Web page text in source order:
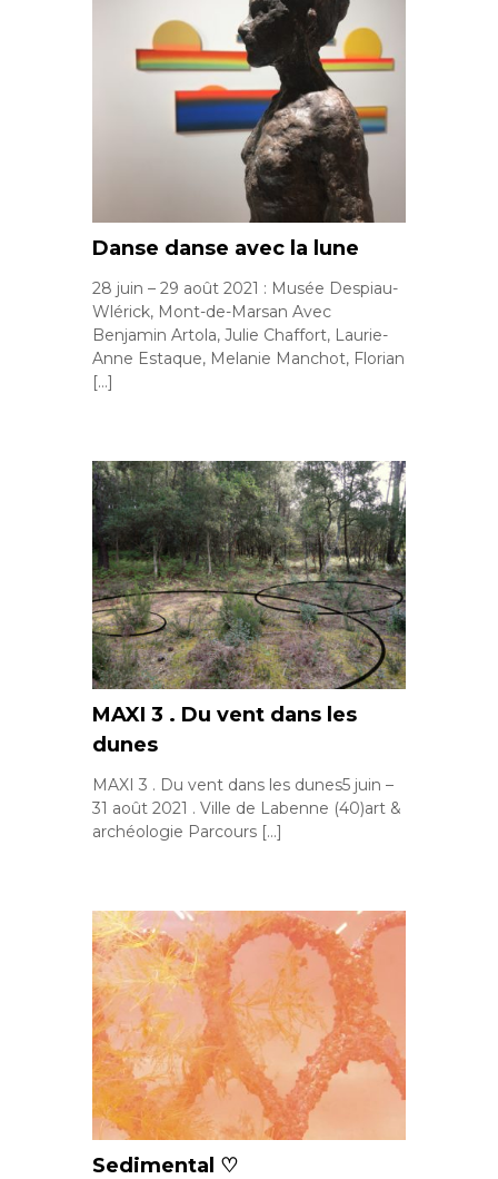
Danse danse avec la lune
28 juin – 29 août 2021 : Musée Despiau-
Wlérick, Mont-de-Marsan Avec
Benjamin Artola, Julie Chaffort, Laurie-
Anne Estaque, Melanie Manchot, Florian
[…]
MAXI 3 . Du vent dans les
dunes
MAXI 3 . Du vent dans les dunes5 juin –
31 août 2021 . Ville de Labenne (40)art &
archéologie Parcours […]
Sedimental ♡